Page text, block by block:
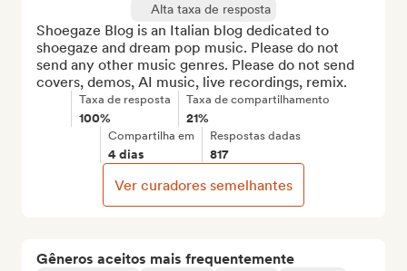
Gêneros aceitos mais frequentemente
Alta taxa de resposta
Shoegaze Blog is an Italian blog dedicated to
shoegaze and dream pop music. Please do not
send any other music genres. Please do not send
covers, demos, AI music, live recordings, remix.
Taxa de resposta
100%
Taxa de compartilhamento
21%
Compartilha em
4 dias
Respostas dadas
817
Ver curadores semelhantes